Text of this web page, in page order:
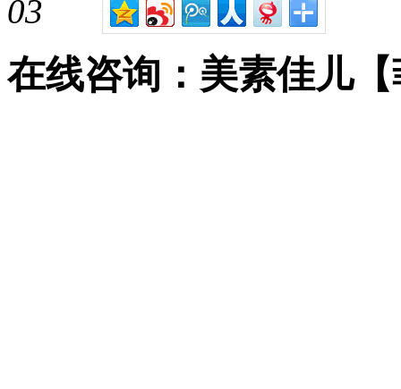
03
在线咨询：美素佳儿